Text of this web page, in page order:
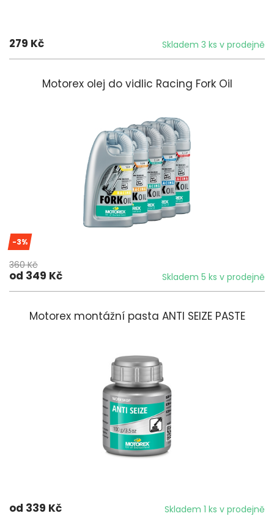
279 Kč Skladem 3 ks v prodejně
Motorex olej do vidlic Racing Fork Oil
-3%
360 Kč
od 349 Kč Skladem 5 ks v prodejně
Motorex montážní pasta ANTI SEIZE PASTE
od 339 Kč Skladem 1 ks v prodejně